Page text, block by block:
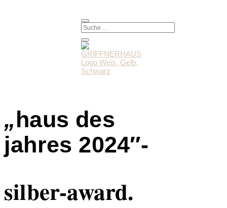
„haus des
jahres 2024″-
silber-award.